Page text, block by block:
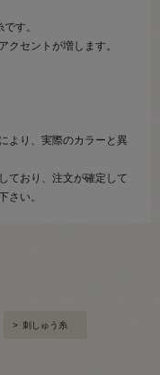
す。
クセントが増します。
より、実際のカラーと異
ており、注文が確定して
さい。
> 刺しゅう糸